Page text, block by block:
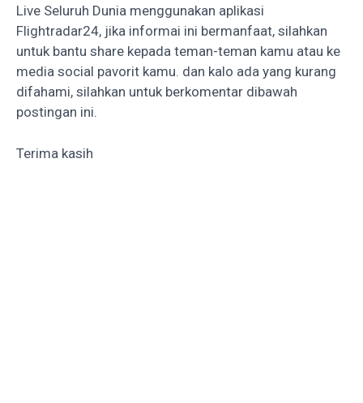
Live Seluruh Dunia menggunakan aplikasi
Flightradar24, jika informai ini bermanfaat, silahkan
untuk bantu share kepada teman-teman kamu atau ke
media social pavorit kamu. dan kalo ada yang kurang
difahami, silahkan untuk berkomentar dibawah
postingan ini.
Terima kasih